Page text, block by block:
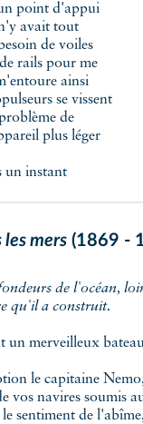
point d'appui
avait tout
de voiles
rails pour me
ainsi
se vissent
de
plus léger
un instant
mers (1869 ‑
qu'il a construit.
un merveilleux
le capitaine
vos navires soumis
sentiment de